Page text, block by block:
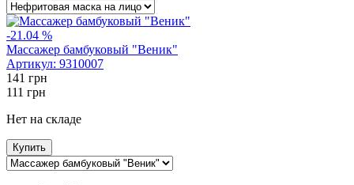
-21.04 %
Массажер бамбуковый "Веник"
Артикул: 9310007
141 грн
111 грн
Нет на складе
Купить